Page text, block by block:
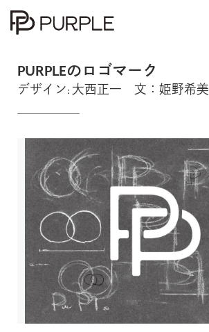
Exhibitions
Books
Online Store / Art Works
Articles
PURPLEのロゴマーク
デザイン: 大西正一 文：姫野希美